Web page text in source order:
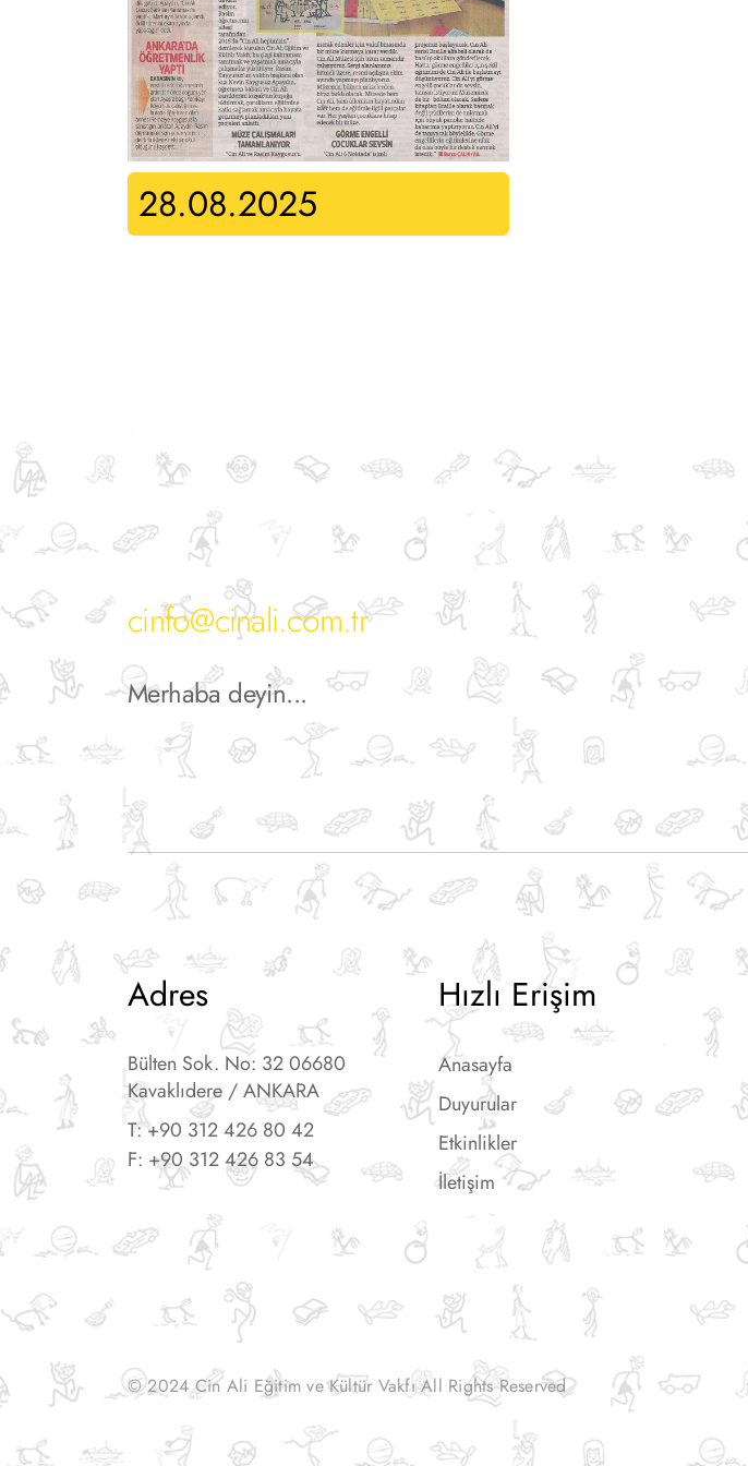
28.08.2025
cinfo@cinali.com.tr
Merhaba deyin...
Adres
Bülten Sok. No: 32 06680
Kavaklıdere / ANKARA
T: +90 312 426 80 42
F: +90 312 426 83 54
Hızlı Erişim
Anasayfa
Duyurular
Etkinlikler
İletişim
© 2024 Cin Ali Eğitim ve Kültür Vakfı All Rights Reserved